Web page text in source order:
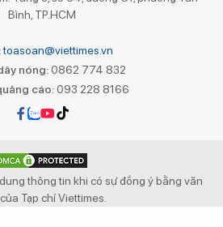
Bình, TP.HCM
toasoan@viettimes.vn
nóng: 0862 774 832
cáo:093 228 8166
thông tin khi có sự đồng ý bằng văn
Tạp chí Viettimes.